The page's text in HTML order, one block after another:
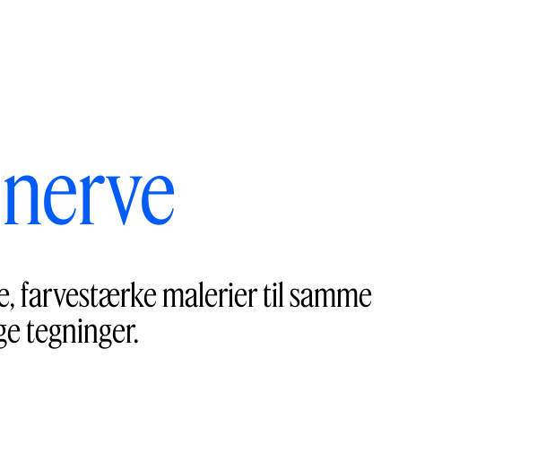
farvestærke malerier til samme
tegninger.